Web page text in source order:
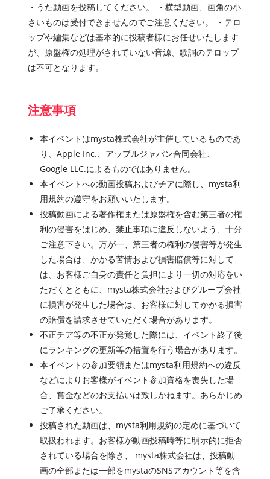
・うた動画を投稿してください。 ・横型動画、画角の小
さいものは受付できませんのでご注意ください。 ・テロ
ップや編集などは基本的に投稿者様にお任せいたします
が、原盤権の処理がされていない音源、歌詞のテロップ
は不可となります。
注意事項
本イベントはmysta株式会社が主催しているものであ
り、Apple Inc.、アップルジャパン合同会社、
Google LLC.によるものではありません。
本イベントへの動画投稿およびチアに際し、mysta利
用規約の遵守をお願いいたします。
投稿動画による著作権または原盤権を含む第三者の権
利の侵害をはじめ、禁止事項に違反しないよう、十分
ご注意下さい。万が一、第三者の権利の侵害等が発生
した場合は、かかる苦情および損害賠償等に対して
は、お客様ご自身の責任と負担により一切の対応をい
ただくとともに、mysta株式会社およびグループ会社
に損害が発生した場合は、お客様に対してかかる損害
の賠償を請求させていただく場合があります。
不正チア等の不正が発覚した際には、イベント終了後
にランキングの更新等の措置を行う場合があります。
本イベントの参加要領またはmysta利用規約への違反
などによりお客様がイベント参加資格を喪失した場
合、賞金などのお支払いは致しかねます。あらかじめ
ご了承ください。
投稿された動画は、mysta利用規約の定めに基づいて
取扱われます。お客様が動画投稿時等に明示的に拒否
されている場合を除き、 mysta株式会社は、投稿動
画の全部または一部をmystaのSNSアカウント等を含